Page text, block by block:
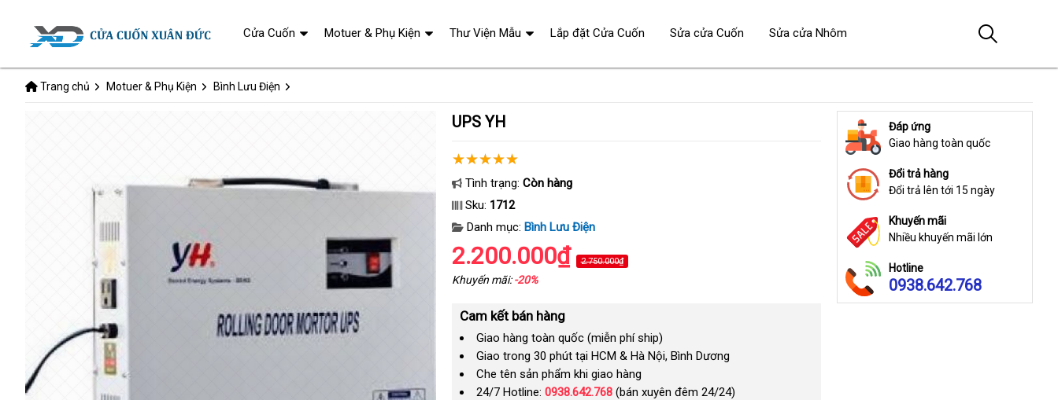
Trang chủ Motuer & Phụ Kiện Bình Lưu Điện
UPS YH
Tình trạng: Còn hàng
Sku: 1712
Danh mục: Bình Lưu Điện
2.200.000₫ 2.750.000₫
Khuyến mãi:-20%
Cam kết bán hàng
Giao hàng toàn quốc (miễn phí ship)
Giao trong 30 phút tại HCM & Hà Nội, Bình Dương
Che tên sản phẩm khi giao hàng
24/7 Hotline: 0938.642.768(bán xuyên đêm 24/24)
Đáp ứng
Giao hàng toàn quốc
Đổi trả hàng
Đổi trả lên tới 15 ngày
Khuyến mãi
Nhiều khuyến mãi lớn
Hotline
0938.642.768
Cửa Cuốn Motuer & Phụ Kiện Thư Viện Mẫu Lắp đặt Cửa Cuốn Sửa cửa Cuốn Sửa cửa Nhôm